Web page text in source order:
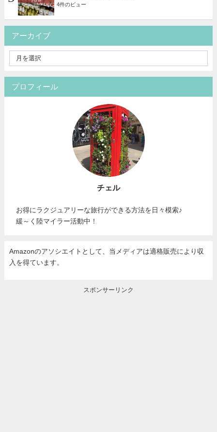
4件のビュー
アーカイブ
プロフィール
チェル
お得にラクジュアリーな旅行ができる方法を日々模索♪
緩～く陸マイラー活動中！
Amazonのアソシエイトとして、当メディアは適格販売により収
入を得ています。
スポンサーリンク